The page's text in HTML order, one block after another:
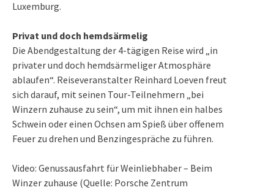
Luxemburg.
Privat und doch hemdsärmelig
Die Abendgestaltung der 4-tägigen Reise wird „in
privater und doch hemdsärmeliger Atmosphäre
ablaufen“. Reiseveranstalter Reinhard Loeven freut
sich darauf, mit seinen Tour-Teilnehmern „bei
Winzern zuhause zu sein“, um mit ihnen ein halbes
Schwein oder einen Ochsen am Spieß über offenem
Feuer zu drehen und Benzingespräche zu führen.
Video: Genussausfahrt für Weinliebhaber – Beim
Winzer zuhause (Quelle: Porsche Zentrum